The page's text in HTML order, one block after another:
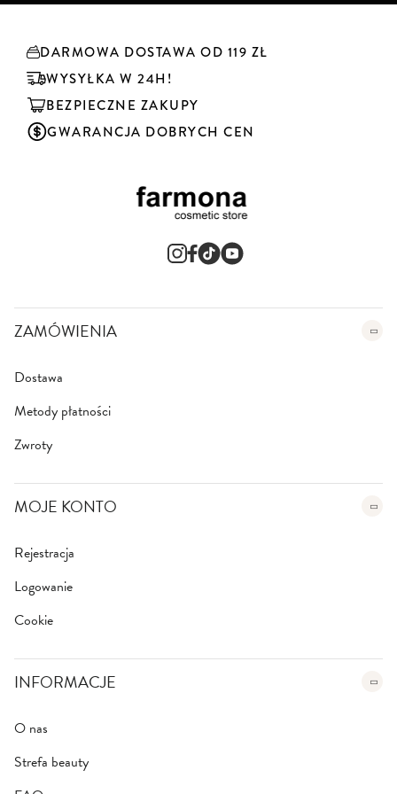
k
t
e
r
DARMOWA DOSTAWA OD 119 ZŁ
WYSYŁKA W 24H!
BEZPIECZNE ZAKUPY
GWARANCJA DOBRYCH CEN
ZAMÓWIENIA
Dostawa
Metody płatności
Zwroty
MOJE KONTO
Rejestracja
Logowanie
Cookie
INFORMACJE
O nas
Strefa beauty